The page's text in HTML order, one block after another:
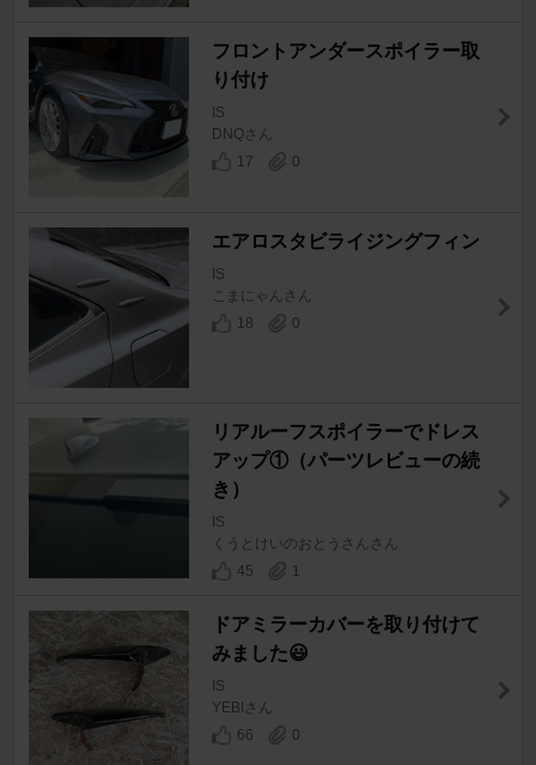
フロントアンダースポイラー取
り付け
IS
DNQさん
17
0
エアロスタビライジングフィン
IS
こまにゃんさん
18
0
リアルーフスポイラーでドレス
アップ①（パーツレビューの続
き）
IS
くうとけいのおとうさんさん
45
1
ドアミラーカバーを取り付けて
みました😃
IS
YEBIさん
66
0